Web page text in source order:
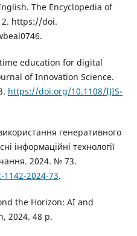
The Encyclopedia of
https://doi.
education for digital
of Innovation Science.
https://doi.org/10.1108/IJIS-
генеративного
інформаційні технології
2024. № 73.
2024-73.
the Horizon: AI and
2024. 48 p.